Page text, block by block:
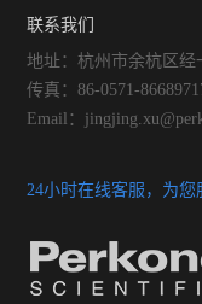
性相关性研究
联系我们
地址：杭州市余杭区经
传真：86-0571-
Email：
24小时在线客服，为您